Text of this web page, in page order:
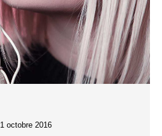
1 octobre 2016